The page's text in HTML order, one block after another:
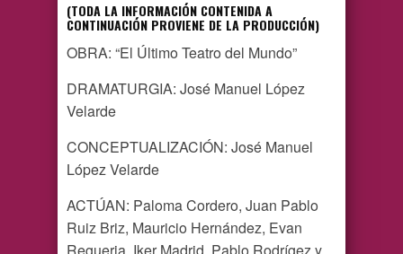
(TODA LA INFORMACIÓN CONTENIDA A
CONTINUACIÓN PROVIENE DE LA PRODUCCIÓN)
OBRA: “El Último Teatro del Mundo”
DRAMATURGIA: José Manuel López
Velarde
CONCEPTUALIZACIÓN: José Manuel
López Velarde
ACTÚAN: Paloma Cordero, Juan Pablo
Ruiz Briz, Mauricio Hernández, Evan